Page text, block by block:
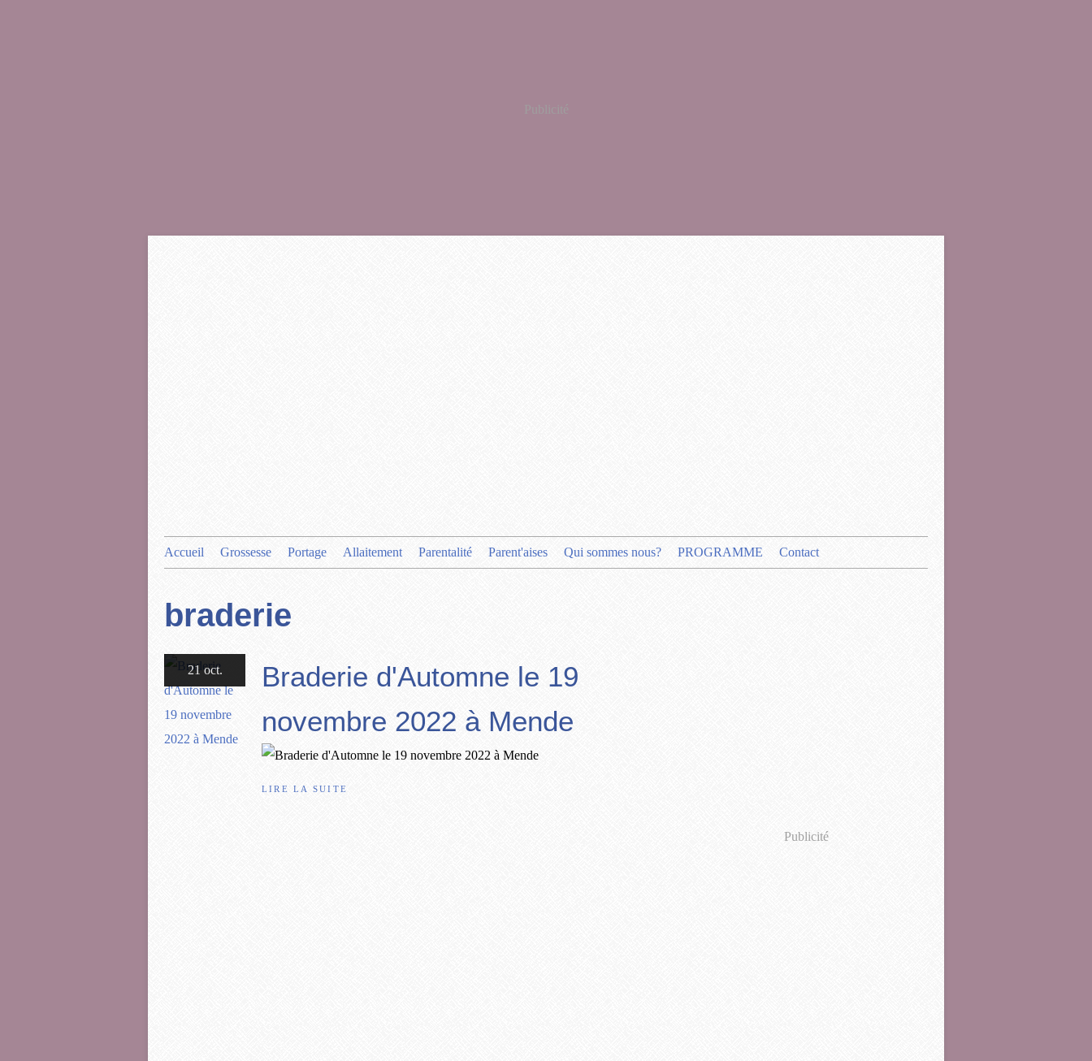
Publicité
Accueil Grossesse Portage Allaitement Parentalité Parent'aises Qui sommes nous? PROGRAMME Contact
braderie
21 oct.
Braderie d'Automne le 19
novembre 2022 à Mende
LIRE LA SUITE
Publicité